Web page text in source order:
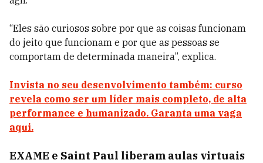
“Eles são curiosos sobre por que as coisas funcionam
do jeito que funcionam e por que as pessoas se
comportam de determinada maneira”, explica.
Invista no seu desenvolvimento também: curso
revela como ser um líder mais completo, de alta
performance e humanizado. Garanta uma vaga
aqui.
EXAME e Saint Paul liberam aulas virtuais